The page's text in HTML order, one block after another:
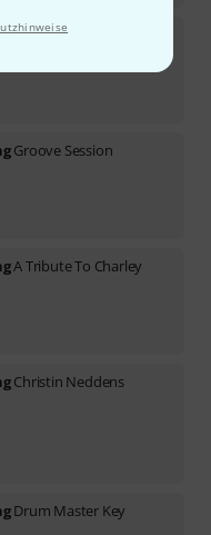
Bass Drum Technique
Groove Session
A Tribute To Charley
Christin Neddens
Drum Master Key